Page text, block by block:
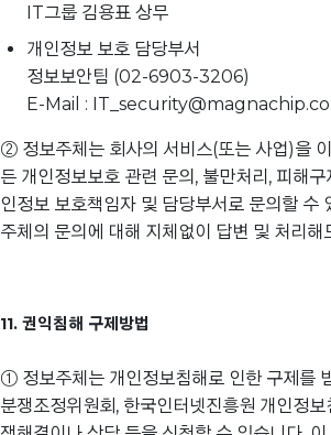
IT그룹 김용표 상무
개인정보 보호 담당부서
정보보안팀 (02-6903-3206)
E-Mail :
② 정보주체는 회사의 서비스(또는 사업)을
든 개인정보보호 관련 문의, 불만처리, 피해
인정보 보호책임자 및 담당부서로 문의할 수
주체의 문의에 대해 지체없이 답변 및 처리해
11. 권익침해 구제방법
① 정보주체는 개인정보침해로 인한 구제를
분쟁조정위원회, 한국인터넷진흥원 개인정